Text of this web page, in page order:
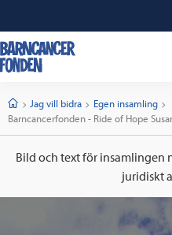
StartJag vill bidra
Egen insamling
Current:
Barncancerfonden - Ride of Hope
Bild och text för insamlingen
juridiskt